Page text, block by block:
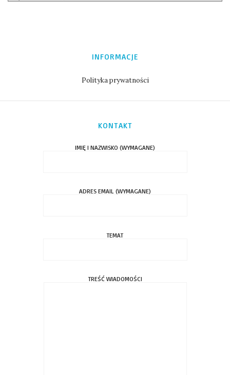
INFORMACJE
Polityka prywatności
KONTAKT
IMIĘ I NAZWISKO (WYMAGANE)
ADRES EMAIL (WYMAGANE)
TEMAT
TREŚĆ WIADOMOŚCI